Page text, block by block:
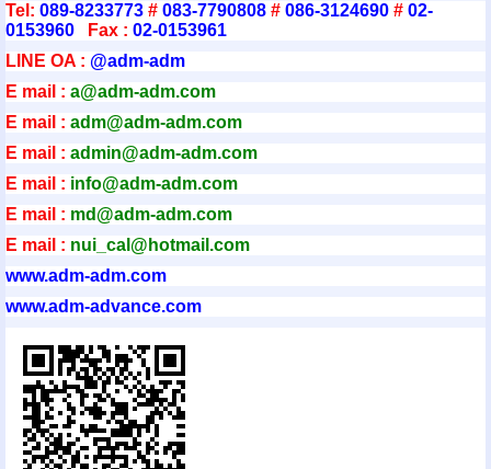
Tel: 089-8233773# 083-7790808# 086-3124690# 02-
0153960Fax : 02-0153961
LINE OA : @adm-adm
E mail : a@adm-adm.com
E mail : adm@adm-adm.com
E mail : admin@adm-ad m.com
E mail : info@adm-adm.com
E mail : md@adm-adm.com
E mail : nui_cal@hotmail.com
www.adm-adm.com
www.adm-advance.com